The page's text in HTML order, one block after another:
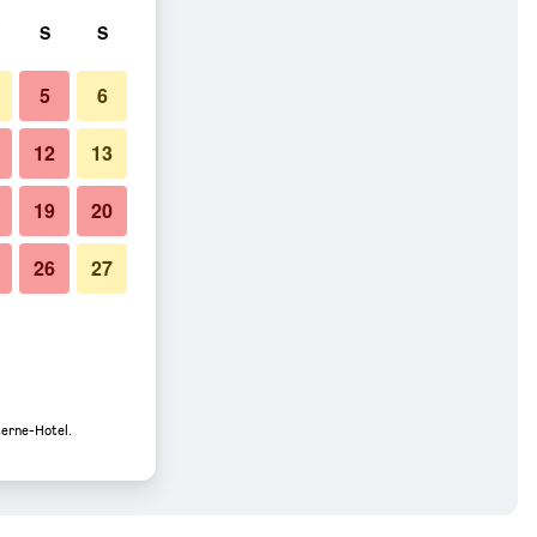
S S
5 6
12 13
19 20
26 27
Hotel.